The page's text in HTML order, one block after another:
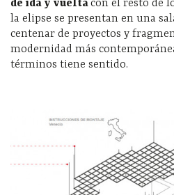
de ida y vueltacon el resto de
la elipse se presentan en una
centenar de proyectos y
modernidad más
términos tiene sentido.